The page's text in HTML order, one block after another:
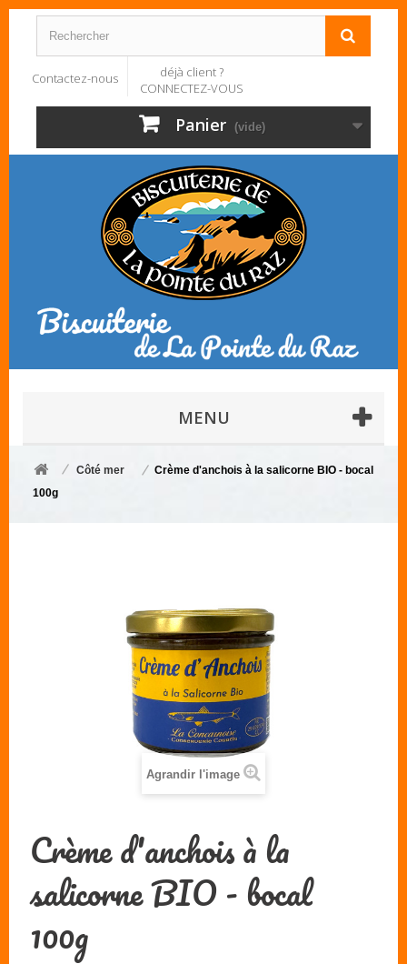
Contactez-nous
déjà client ?
CONNECTEZ-VOUS
Panier (vide)
MENU
Côté mer
Crème d'anchois à la salicorne BIO - bocal
100g
Agrandir l'image
Crème d'anchois à la
salicorne BIO - bocal
100g